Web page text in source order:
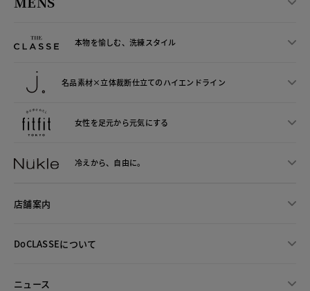
本物を愉しむ、洗練スタイル
名品素材×立体裁断仕立てのハイエンドライン
女性を足元から元気にする
冷えから、 自由に。
店舗案内
DoCLASSEについて
ニュース